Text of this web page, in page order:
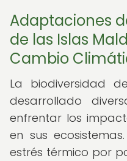
Adaptaciones
de las Islas
Cambio
La biodiversidad
desarrollado
enfrentar los
en sus
estrés térmico por